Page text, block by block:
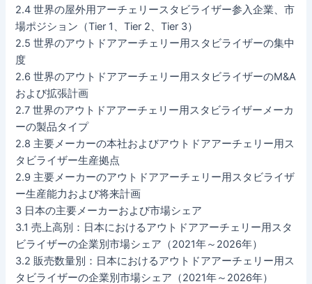
2.4 世界の屋外用アーチェリースタビライザー参入企業、市
場ポジション（Tier 1、Tier 2、Tier 3）
2.5 世界のアウトドアアーチェリー用スタビライザーの集中
度
2.6 世界のアウトドアアーチェリー用スタビライザーのM&A
および拡張計画
2.7 世界のアウトドアアーチェリー用スタビライザーメーカ
ーの製品タイプ
2.8 主要メーカーの本社およびアウトドアアーチェリー用ス
タビライザー生産拠点
2.9 主要メーカーのアウトドアアーチェリー用スタビライザ
ー生産能力および将来計画
3 日本の主要メーカーおよび市場シェア
3.1 売上高別：日本におけるアウトドアアーチェリー用スタ
ビライザーの企業別市場シェア（2021年～2026年）
3.2 販売数量別：日本におけるアウトドアアーチェリー用ス
タビライザーの企業別市場シェア（2021年～2026年）